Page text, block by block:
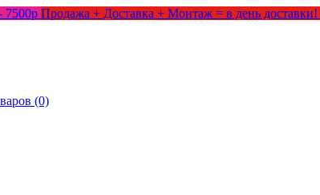
7500р Продажа + Доставка + Монтаж = в день доставки!
(0)